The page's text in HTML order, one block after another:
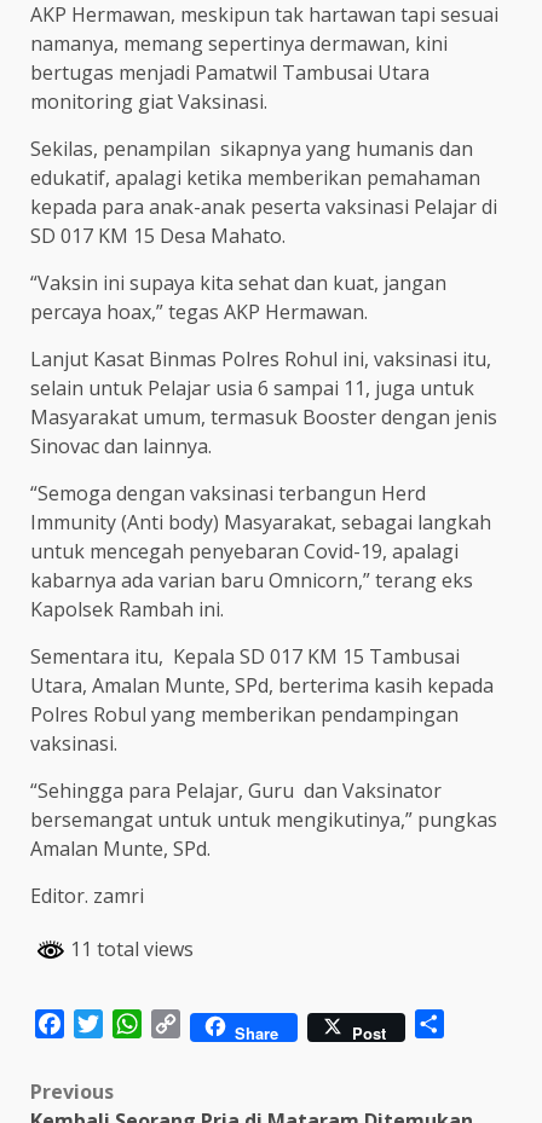
AKP Hermawan, meskipun tak hartawan tapi sesuai
namanya, memang sepertinya dermawan, kini
bertugas menjadi Pamatwil Tambusai Utara
monitoring giat Vaksinasi.
Sekilas, penampilan sikapnya yang humanis dan
edukatif, apalagi ketika memberikan pemahaman
kepada para anak-anak peserta vaksinasi Pelajar di
SD 017 KM 15 Desa Mahato.
“Vaksin ini supaya kita sehat dan kuat, jangan
percaya hoax,” tegas AKP Hermawan.
Lanjut Kasat Binmas Polres Rohul ini, vaksinasi itu,
selain untuk Pelajar usia 6 sampai 11, juga untuk
Masyarakat umum, termasuk Booster dengan jenis
Sinovac dan lainnya.
“Semoga dengan vaksinasi terbangun Herd
Immunity (Anti body) Masyarakat, sebagai langkah
untuk mencegah penyebaran Covid-19, apalagi
kabarnya ada varian baru Omnicorn,” terang eks
Kapolsek Rambah ini.
Sementara itu, Kepala SD 017 KM 15 Tambusai
Utara, Amalan Munte, SPd, berterima kasih kepada
Polres Robul yang memberikan pendampingan
vaksinasi.
“Sehingga para Pelajar, Guru dan Vaksinator
bersemangat untuk untuk mengikutinya,” pungkas
Amalan Munte, SPd.
Editor. zamri
11 total views
FacebookTwitterWhatsApp
Copy Share Post
Post
Previous